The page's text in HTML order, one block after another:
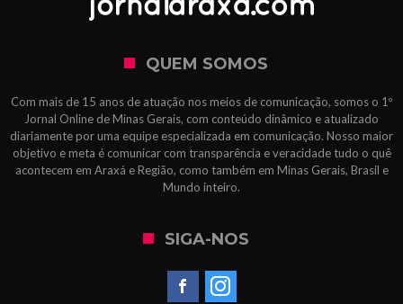
QUEM SOMOS
Com mais de 15 anos de atuação nos meios de comunicação, somos o 1º
Jornal Online de Minas Gerais, com conteúdo dinâmico e atualizado
diariamente por uma equipe especializada em comunicação. Nosso maior
objetivo e meta é comunicar com transparência e veracidade tudo o quê
acontecem em Araxá e Região, como também em Minas Gerais, Brasil e
Mundo inteiro.
SIGA-NOS